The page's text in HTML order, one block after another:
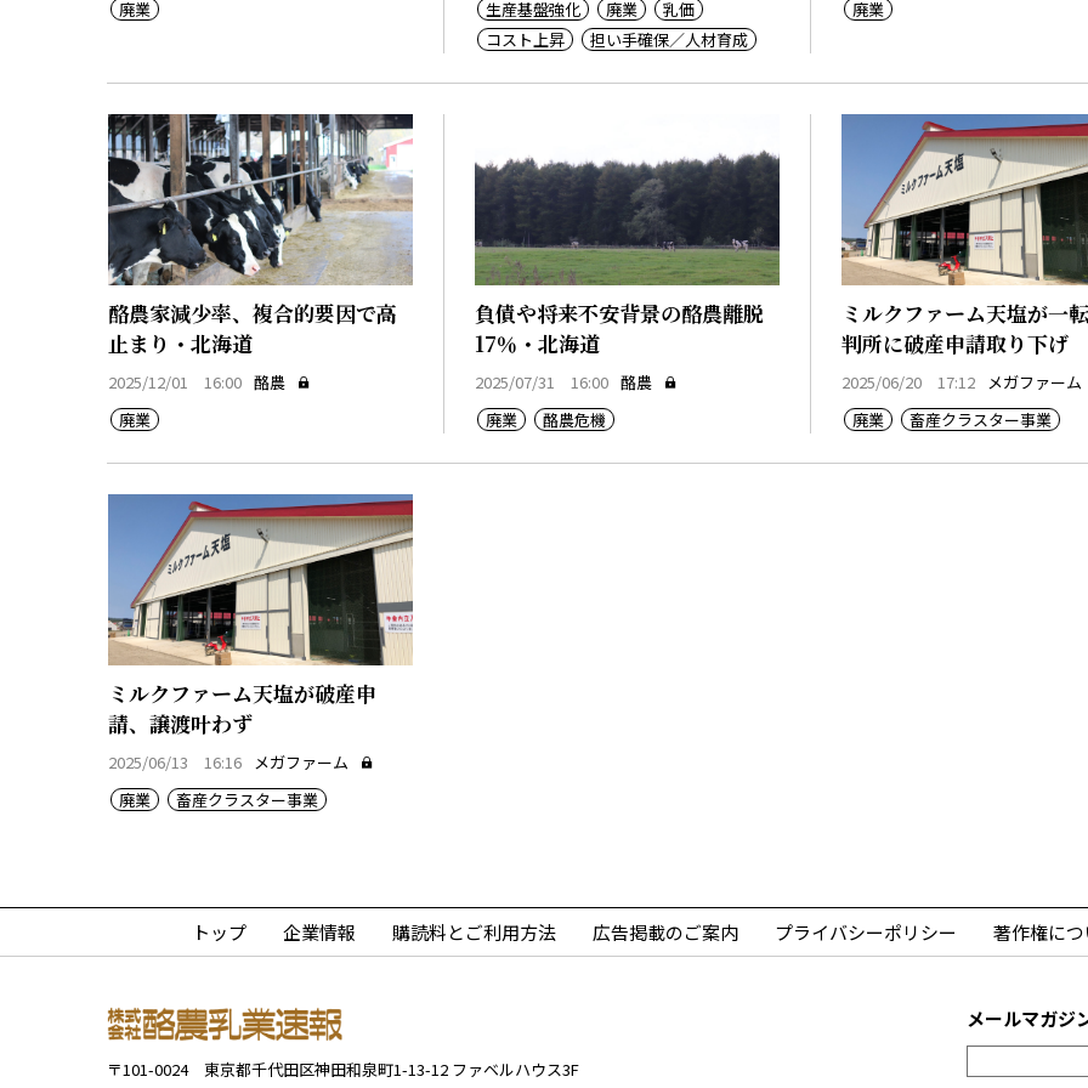
廃業 生産基盤強化 廃業
乳価
コスト上昇
担い手確保／人材育成
廃業
酪農家減少率、複合的要因で高
止まり・北海道
2025/12/01 16:00 酪農
廃業
負債や将来不安背景の酪農離脱
17％・北海道
2025/07/31 16:00 酪農
廃業
酪農危機
ミルクファーム天塩が一
判所に破産申請取り下げ
2025/06/20 17:12
メガファーム
廃業
畜産クラスター事業
ミルクファーム天塩が破産申
請、譲渡叶わず
2025/06/13 16:16 メガファーム
廃業
畜産クラスター事業
トップ 企業情報 購読料とご利用方法 広告掲載のご案内 プライバシーポリシー 著作権に
〒101-0024 東京都千代田区神田和泉町1-13-12 ファベルハウス3F
メールマガジ